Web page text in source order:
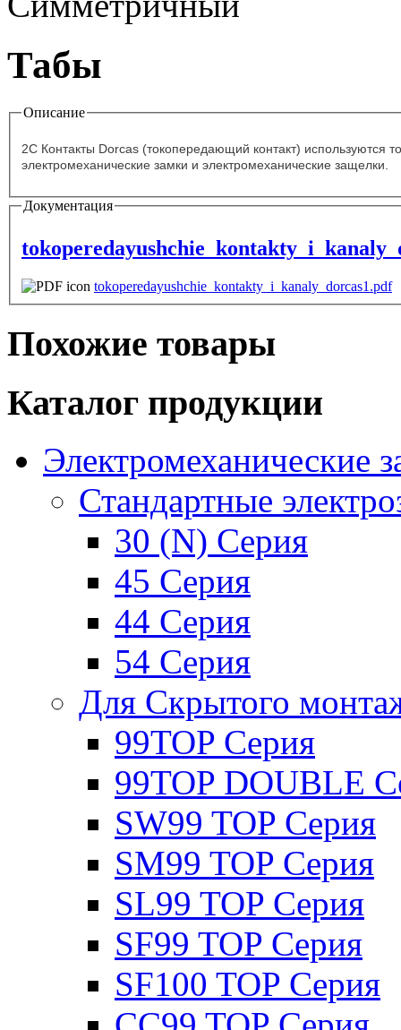
Табы
Описание
2C Контакты Dorcas (токопередающий контакт) используются
электромеханические замки и электромеханические защелки.
Документация
tokoperedayushchie_kontakty_i_kanaly_dorcas1.pdf
Похожие товары
Каталог продукции
Электромеханические
Стандартные
30 (N) Серия
45 Серия
44 Серия
54 Серия
Для Скрытого
99TOP Серия
99TOP DOUBLE
SW99 TOP Серия
SM99 TOP Серия
SL99 TOP Серия
SF99 TOP Серия
SF100 TOP Серия